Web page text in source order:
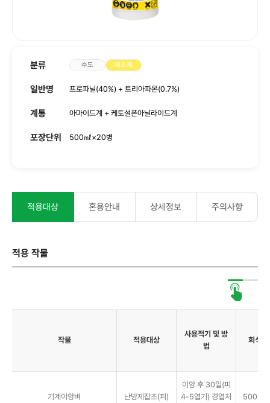
분류 수도 제초제
일반명 프로파닐(40%) + 트리아파몬(0.7%)
계통 아마이드계 + 케토설폰아닐라이드계
포장단위 500㎖×20병
적용대상 혼용안내 상세정보 주의사항
적용 작물
작물 적용대상
사용적기 및 방
법
희석배
기계이앙벼 난방제잡초(피)
이앙 후 30일(피
4-5엽기) 경엽처
500㎖/